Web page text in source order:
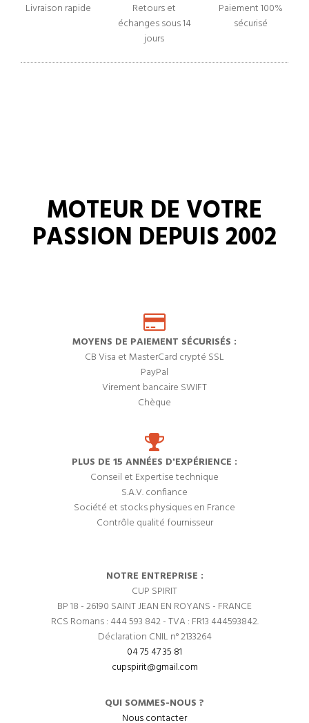
Livraison rapide
Retours et
échanges sous 14
jours
Paiement 100%
sécurisé
MOTEUR DE VOTRE
PASSION DEPUIS 2002
MOYENS DE PAIEMENT SÉCURISÉS :
CB Visa et MasterCard crypté SSL
PayPal
Virement bancaire SWIFT
Chèque
PLUS DE 15 ANNÉES D'EXPÉRIENCE :
Conseil et Expertise technique
S.A.V. confiance
Société et stocks physiques en France
Contrôle qualité fournisseur
NOTRE ENTREPRISE :
CUP SPIRIT
BP 18 - 26190 SAINT JEAN EN ROYANS - FRANCE
RCS Romans : 444 593 842 - TVA : FR13 444593842.
Déclaration CNIL n° 2133264
04 75 47 35 81
cupspirit@gmail.com
QUI SOMMES-NOUS ?
Nous contacter